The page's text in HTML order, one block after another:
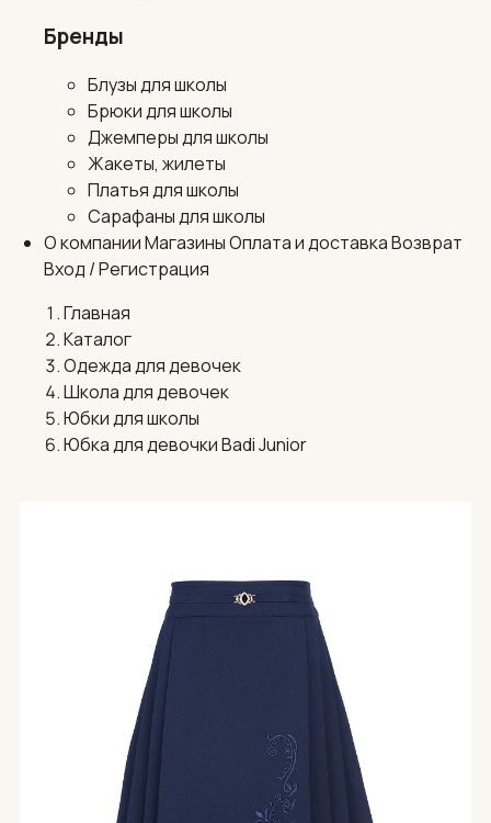
Бренды
Блузы для школы
Брюки для школы
Джемперы для школы
Жакеты, жилеты
Платья для школы
Сарафаны для школы
О компанииМагазиныОплата и доставкаВозврат
Вход / Регистрация
Главная
Каталог
Одежда для девочек
Школа для девочек
Юбки для школы
Юбка для девочки Badi Junior